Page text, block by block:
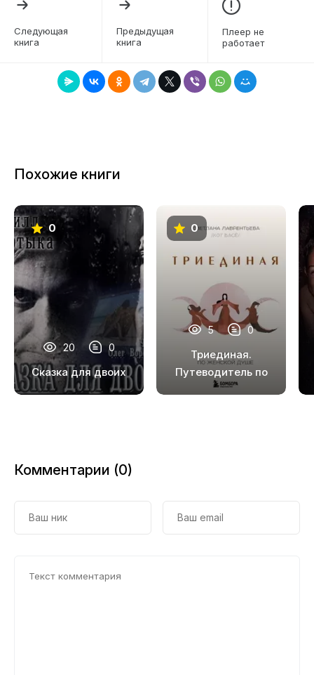
Следующая
книга
Предыдущая
книга
Плеер не
работает
Похожие книги
0
20 0
Сказка для двоих
0
5 0
Триединая.
Путеводитель по
женской душе
Комментарии (0)